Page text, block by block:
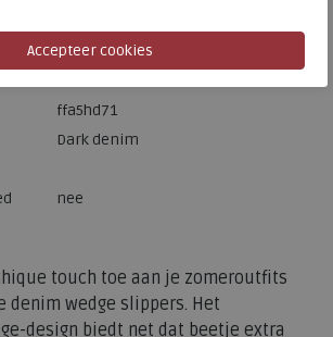
touch toe aan je zomeroutfits
wedge slippers. Het
design biedt net dat beetje extra
FitFlop
ffa5hd71
Dark denim
nee